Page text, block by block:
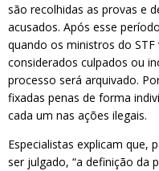
são recolhidas as provas e
acusados. Após esse
quando os ministros do
considerados culpados ou
processo será arquivado.
fixadas penas de forma
cada um nas ações ilegais.
Especialistas explicam que,
ser julgado, “a definição da